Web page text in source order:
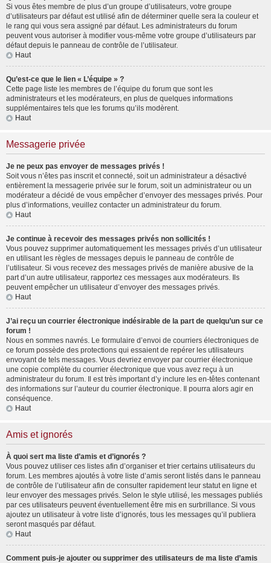
Si vous êtes membre de plus d’un groupe d’utilisateurs, votre groupe
d’utilisateurs par défaut est utilisé afin de déterminer quelle sera la couleur et
le rang qui vous sera assigné par défaut. Les administrateurs du forum
peuvent vous autoriser à modifier vous-même votre groupe d’utilisateurs par
défaut depuis le panneau de contrôle de l’utilisateur.
Haut
Qu’est-ce que le lien « L’équipe » ?
Cette page liste les membres de l’équipe du forum que sont les
administrateurs et les modérateurs, en plus de quelques informations
supplémentaires tels que les forums qu’ils modèrent.
Haut
Messagerie privée
Je ne peux pas envoyer de messages privés !
Soit vous n’êtes pas inscrit et connecté, soit un administrateur a désactivé
entièrement la messagerie privée sur le forum, soit un administrateur ou un
modérateur a décidé de vous empêcher d’envoyer des messages privés. Pour
plus d’informations, veuillez contacter un administrateur du forum.
Haut
Je continue à recevoir des messages privés non sollicités !
Vous pouvez supprimer automatiquement les messages privés d’un utilisateur
en utilisant les règles de messages depuis le panneau de contrôle de
l’utilisateur. Si vous recevez des messages privés de manière abusive de la
part d’un autre utilisateur, rapportez ces messages aux modérateurs. Ils
peuvent empêcher un utilisateur d’envoyer des messages privés.
Haut
J’ai reçu un courrier électronique indésirable de la part de quelqu’un sur ce
forum !
Nous en sommes navrés. Le formulaire d’envoi de courriers électroniques de
ce forum possède des protections qui essaient de repérer les utilisateurs
envoyant de tels messages. Vous devriez envoyer par courrier électronique
une copie complète du courrier électronique que vous avez reçu à un
administrateur du forum. Il est très important d’y inclure les en-têtes contenant
des informations sur l’auteur du courrier électronique. Il pourra alors agir en
conséquence.
Haut
Amis et ignorés
À quoi sert ma liste d’amis et d’ignorés ?
Vous pouvez utiliser ces listes afin d’organiser et trier certains utilisateurs du
forum. Les membres ajoutés à votre liste d’amis seront listés dans le panneau
de contrôle de l’utilisateur afin de consulter rapidement leur statut en ligne et
leur envoyer des messages privés. Selon le style utilisé, les messages publiés
par ces utilisateurs peuvent éventuellement être mis en surbrillance. Si vous
ajoutez un utilisateur à votre liste d’ignorés, tous les messages qu’il publiera
seront masqués par défaut.
Haut
Comment puis-je ajouter ou supprimer des utilisateurs de ma liste d’amis